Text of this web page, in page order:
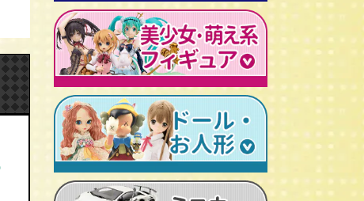
ミクロマン
レトロプラモデル
旧トランスフォーマー
ビンテージ セルロイド人形
仮面ライダーカード
マルサン/MARUSAN
ブルマァク/BULLMARK
ルパン三世
鉄人28号
新世紀エヴァンゲリオン
AKIRA/アキラ
ドラゴンクエスト
ファイナルファンタジー/FF
P.O.P
ゴジラ
人造人間キカイダー
牙狼-GARO
機動戦士ガンダム
マジンガーＺ
ゲッターロボ
トランスフォーマー
マクロス
メタルヒーローシリーズ
スターウォーズ
プレデター/PREDATOR
エイリアン/ALIEN
ターミネーター
ロボコップ
バットマン
セーラームーン
魔法少女まどか☆マギカ